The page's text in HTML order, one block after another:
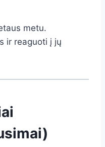
metu.
ir reaguoti į jų